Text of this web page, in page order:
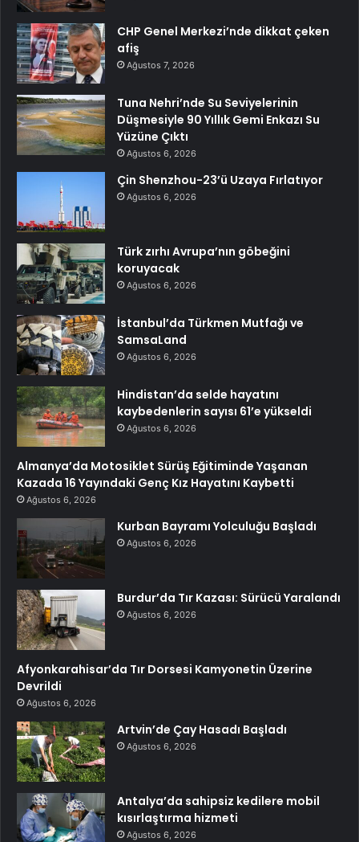
CHP Genel Merkezi’nde dikkat çeken
afiş
Ağustos 7, 2026
Tuna Nehri’nde Su Seviyelerinin
Düşmesiyle 90 Yıllık Gemi Enkazı Su
Yüzüne Çıktı
Ağustos 6, 2026
Çin Shenzhou-23’ü Uzaya Fırlatıyor
Ağustos 6, 2026
Türk zırhı Avrupa’nın göbeğini
koruyacak
Ağustos 6, 2026
İstanbul’da Türkmen Mutfağı ve
SamsaLand
Ağustos 6, 2026
Hindistan’da selde hayatını
kaybedenlerin sayısı 61’e yükseldi
Ağustos 6, 2026
Almanya’da Motosiklet Sürüş Eğitiminde Yaşanan
Kazada 16 Yayındaki Genç Kız Hayatını Kaybetti
Ağustos 6, 2026
Kurban Bayramı Yolculuğu Başladı
Ağustos 6, 2026
Burdur’da Tır Kazası: Sürücü Yaralandı
Ağustos 6, 2026
Afyonkarahisar’da Tır Dorsesi Kamyonetin Üzerine
Devrildi
Ağustos 6, 2026
Artvin’de Çay Hasadı Başladı
Ağustos 6, 2026
Antalya’da sahipsiz kedilere mobil
kısırlaştırma hizmeti
Ağustos 6, 2026